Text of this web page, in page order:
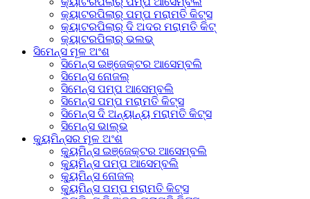
କ୍ୟାଟରପିଲାର୍ ପମ୍ପ ମରାମତି କିଟ୍ସ
କ୍ୟାଟରପିଲାର୍ ଦି ଅଦର ମରାମତି କିଟ୍
କ୍ୟାଟରପିଲାର୍ ଭଲଭ୍
ସିମେନ୍ସ ମୂଳ ଅଂଶ
ସିମେନ୍ସ ଇଞ୍ଜେକ୍ଟର ଆସେମ୍ବଲି
ସିମେନ୍ସ ନୋଜଲ୍
ସିମେନ୍ସ ପମ୍ପ ଆସେମ୍ବଲି
ସିମେନ୍ସ ପମ୍ପ ମରାମତି କିଟ୍ସ
ସିମେନ୍ସ ଦି ଅନ୍ୟାନ୍ୟ ମରାମତି କିଟ୍ସ
ସିମେନ୍ସ ଭାଲ୍ଭ
କ୍ୟୁମିନ୍ସର ମୂଳ ଅଂଶ
କ୍ୟୁମିନ୍ସ ଇଞ୍ଜେକ୍ଟର ଆସେମ୍ବଲି
କ୍ୟୁମିନ୍ସ ପମ୍ପ ଆସେମ୍ବଲି
କ୍ୟୁମିନ୍ସ ନୋଜଲ୍
କ୍ୟୁମିନ୍ସ ପମ୍ପ ମରାମତି କିଟ୍ସ